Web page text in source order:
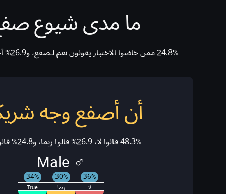
ما مدى شيوع
24.8% ممن خاضوا الاختبار يقولون نعم لـصفع، و26.9% آخرون يقولون ربما.
أن أصفع وجه
48.3% قالوا لا، 26.9% قالوا ربما، و24.8% قالوا نعم!
♂ Male
لا
36%
ربما
30%
True
34%